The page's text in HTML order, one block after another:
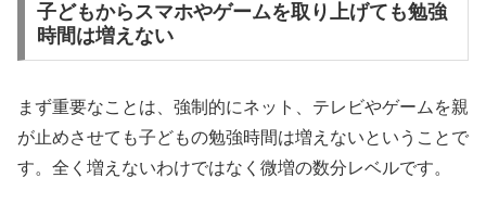
子どもからスマホやゲームを取り上げても勉強
時間は増えない
まず重要なことは、強制的にネット、テレビやゲームを親
が止めさせても子どもの勉強時間は増えないということで
す。全く増えないわけではなく微増の数分レベルです。